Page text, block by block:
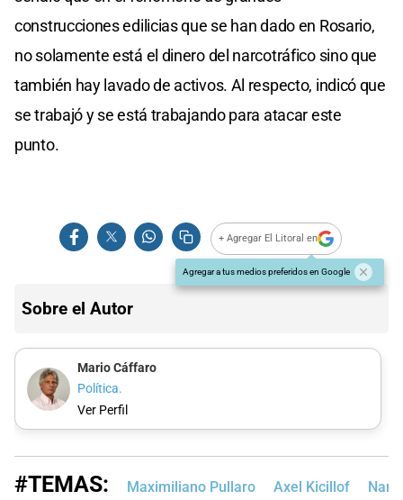
construcciones edilicias que se han dado en Rosario,
no solamente está el dinero del narcotráfico sino que
también hay lavado de activos. Al respecto, indicó que
se trabajó y se está trabajando para atacar este
punto.
+ Agregar El Litoral en
Agregar a tus medios preferidos en Google
Sobre el Autor
Mario Cáffaro
Política.
Ver Perfil
#TEMAS: Maximiliano Pullaro Axel Kicillof